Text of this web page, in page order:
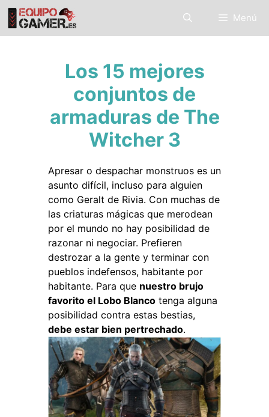
Saltar
contenido
Menú
Los 15 mejores
conjuntos de
armaduras de The
Witcher 3
Apresar o despachar monstruos es un
asunto difícil, incluso para alguien
como Geralt de Rivia. Con muchas de
las criaturas mágicas que merodean
por el mundo no hay posibilidad de
razonar ni negociar. Prefieren
destrozar a la gente y terminar con
pueblos indefensos, habitante por
habitante. Para que nuestro brujo
favorito el Lobo Blanco tenga alguna
posibilidad contra estas bestias,
debe estar bien pertrechado.